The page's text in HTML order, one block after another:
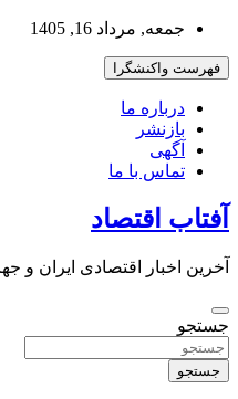
بروید
جمعه, مرداد 16, 1405
فهرست واکنشگرا
درباره ما
بازنشر
آگهی
تماس با ما
آفتاب اقتصاد
آخرین اخبار اقتصادی ایران و
جستجو
جستجو